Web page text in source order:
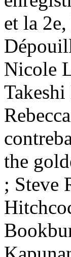
et la
Nicole
the
; Steve